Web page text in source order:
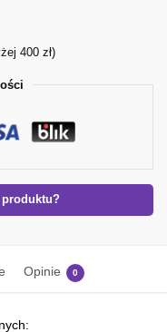
400 zł)
Opinie 0